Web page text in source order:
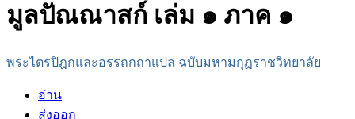
มูลปัณณาสก์ เล่ม ๑ ภาค ๑
พระไตรปิฎกและอรรถกถาแปล ฉบับมหามกุฏราชวิทยาลัย
อ่าน
ส่งออก